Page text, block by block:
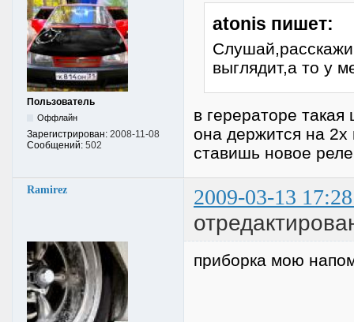
Пользователь
Оффлайн
Зарегистрирован: 2008-11-08
Сообщений: 502
atonis пишет:
Слушай,расскажи
выглядит,а то у
в герераторе
она держится на
ставишь новое
Ramirez 2009-03-13
приборка мою